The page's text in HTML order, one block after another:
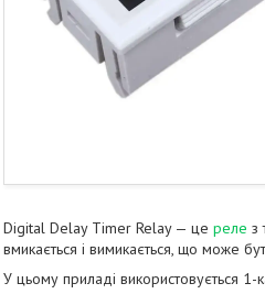
Digital Delay Timer Relay — це реле з
вмикається і вимикається, що може
У цьому приладі використовується